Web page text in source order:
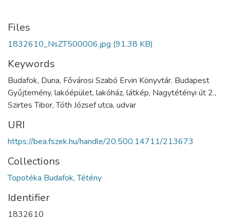
Files
1832610_NsZT500006.jpg (91.38 KB)
Keywords
Budafok, Duna, Fővárosi Szabó Ervin Könyvtár. Budapest
Gyűjtemény, lakóépület, lakóház, látkép, Nagytétényi út 2.,
Szirtes Tibor, Tóth József utca, udvar
URI
https://bea.fszek.hu/handle/20.500.14711/213673
Collections
Topotéka Budafok, Tétény
Identifier
1832610